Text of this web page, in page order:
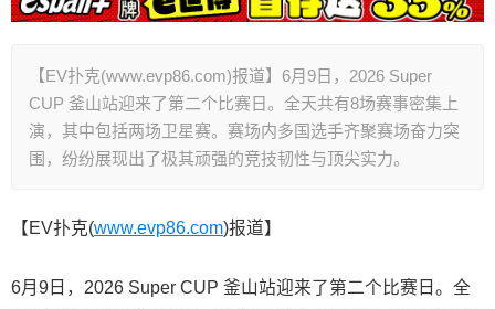
【EV扑克(www.evp86.com)报道】6月9日，2026 Super
CUP 釜山站迎来了第二个比赛日。全天共有8场赛事密集上
演，其中包括两场卫星赛。赛场内多国选手齐聚赛场奋力突
围，纷纷展现出了极其顽强的竞技韧性与顶尖实力。
【EV扑克(www.evp86.com)报道】
6月9日，2026 Super CUP 釜山站迎来了第二个比赛日。全